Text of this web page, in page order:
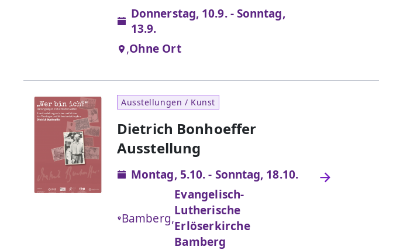
Donnerstag, 10.9. - Sonntag,
13.9.
,Ohne Ort
Ausstellungen / Kunst
Dietrich Bonhoeffer
Ausstellung
Montag, 5.10. - Sonntag, 18.10.
Bamberg,
Evangelisch-
Lutherische
Erlöserkirche
Bamberg